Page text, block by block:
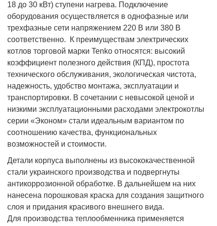
18 до 30 кВт) ступени нагрева. Подключение
оборудования осуществляется в однофазные или
трехфазные сети напряжением 220 В или 380 В
соответственно. К преимуществам электрических
котлов торговой марки Tenko относятся: высокий
коэффициент полезного действия (КПД), простота
технического обслуживания, экологическая чистота,
надежность, удобство монтажа, эксплуатации и
транспортировки. В сочетании с невысокой ценой и
низкими эксплуатационными расходами электрокотлы
серии «Эконом» стали идеальным вариантом по
соотношению качества, функциональных
возможностей и стоимости.
Детали корпуса выполнены из высококачественной
стали украинского производства и подвергнуты
антикоррозионной обработке. В дальнейшем на них
нанесена порошковая краска для создания защитного
слоя и придания красивого внешнего вида.
Для производства теплообменника применяется